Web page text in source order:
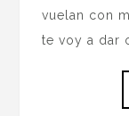
vuelan con
te voy a dar